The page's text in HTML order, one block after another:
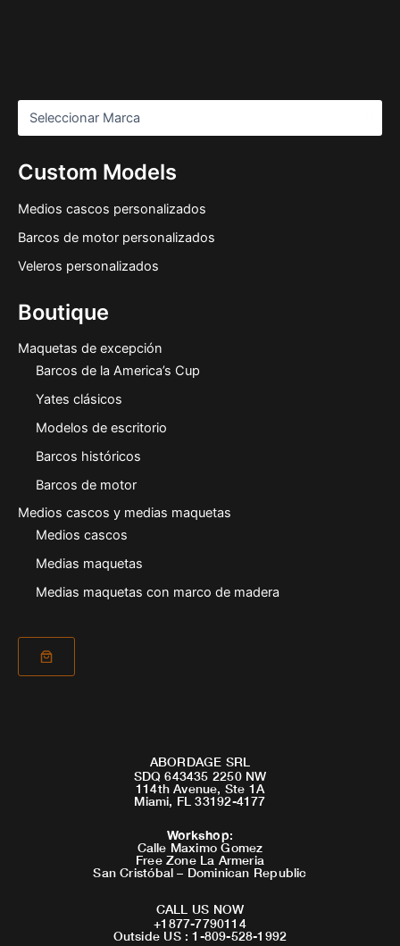
Custom Models
Medios cascos personalizados
Barcos de motor personalizados
Veleros personalizados
Boutique
Maquetas de excepción
Barcos de la America’s Cup
Yates clásicos
Modelos de escritorio
Barcos históricos
Barcos de motor
Medios cascos y medias maquetas
Medios cascos
Medias maquetas
Medias maquetas con marco de madera
ABORDAGE SRL
SDQ 643435 2250 NW
114th Avenue, Ste 1A
Miami, FL 33192-4177
Workshop:
Calle Maximo Gomez
Free Zone La Armeria
San Cristóbal – Dominican Republic
CALL US NOW
+1877-7790114
Outside US : 1-809-528-1992